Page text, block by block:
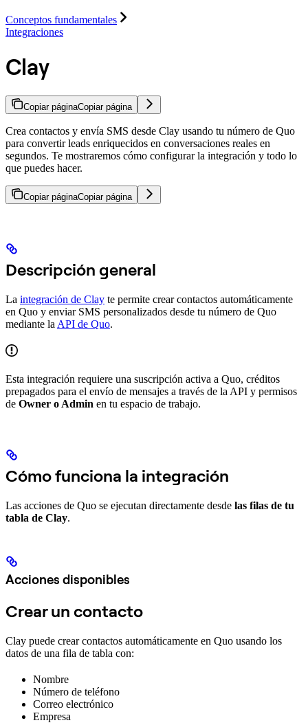
Conceptos fundamentales
Integraciones
Clay
Copiar páginaCopiar página
Crea contactos y envía SMS desde Clay usando tu número de Quo
para convertir leads enriquecidos en conversaciones reales en
segundos. Te mostraremos cómo configurar la integración y todo lo
que puedes hacer.
Copiar páginaCopiar página
Descripción general
La integración de Clay te permite crear contactos automáticamente
en Quo y enviar SMS personalizados desde tu número de Quo
mediante la API de Quo.
Esta integración requiere una suscripción activa a Quo, créditos
prepagados para el envío de mensajes a través de la API y permisos
de Owner o Admin en tu espacio de trabajo.
Cómo funciona la integración
Las acciones de Quo se ejecutan directamente desde las filas de tu
tabla de Clay.
Acciones disponibles
Crear un contacto
Clay puede crear contactos automáticamente en Quo usando los
datos de una fila de tabla con:
Nombre
Número de teléfono
Correo electrónico
Empresa